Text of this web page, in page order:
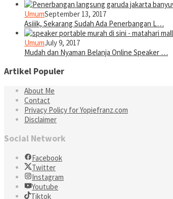
UmumSeptember 13, 2017
Asiiik, Sekarang Sudah Ada Penerbangan L…
UmumJuly 9, 2017
Mudah dan Nyaman Belanja Online Speaker …
Artikel Populer
About Me
Contact
Privacy Policy for Yopiefranz.com
Disclaimer
Social Network
Facebook
Twitter
Instagram
Youtube
Tiktok